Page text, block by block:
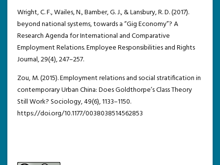
Wright, C. F., Wailes, N., Bamber, G. J., & Lansbury, R. D. (2017).
beyond national systems, towards a “Gig Economy”? A
Research Agenda for International and Comparative
Employment Relations. Employee Responsibilities and Rights
Journal, 29(4), 247–257.
Zou, M. (2015). Employment relations and social stratification in
contemporary Urban China: Does Goldthorpe’s Class Theory
Still Work? Sociology, 49(6), 1133–1150.
https://doi.org/10.1177/0038038514562853